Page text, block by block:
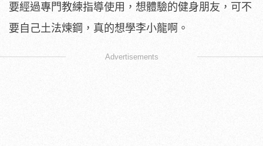
要經過專門教練指導使用，想體驗的健身朋友，可不
要自己土法煉鋼，真的想學李小龍啊。
Advertisements